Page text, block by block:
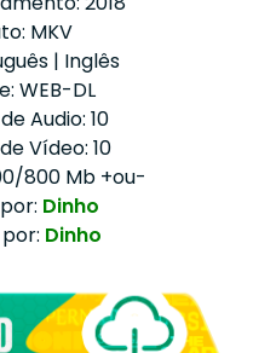
MKV
| Inglês
WEB-DL
Audio: 10
Vídeo: 10
800 Mb +ou-
Dinho
Dinho